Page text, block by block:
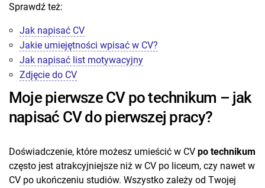
Sprawdź też:
Jak napisać CV
Jakie umiejętności wpisać w CV?
Jak napisać list motywacyjny
Zdjęcie do CV
Moje pierwsze CV po technikum – jak
napisać CV do pierwszej pracy?
Doświadczenie, które możesz umieścić w CV po technikum
często jest atrakcyjniejsze niż w CV po liceum, czy nawet w
CV po ukończeniu studiów. Wszystko zależy od Twojej